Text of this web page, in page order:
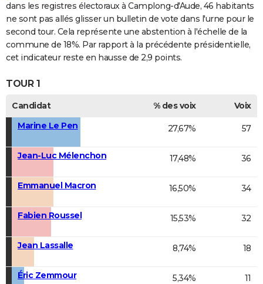
dans les registres électoraux à Camplong-d'Aude, 46 habitants
ne sont pas allés glisser un bulletin de vote dans l'urne pour le
second tour. Cela représente une abstention à l'échelle de la
commune de 18%. Par rapport à la précédente présidentielle,
cet indicateur reste en hausse de 2,9 points.
TOUR 1
Candidat % des voix
Voix
Marine Le Pen
27,67% 57
Jean-Luc Mélenchon 17,48% 36
Emmanuel Macron 16,50% 34
Fabien Roussel 15,53% 32
Jean Lassalle 8,74% 18
Éric Zemmour 5,34% 11